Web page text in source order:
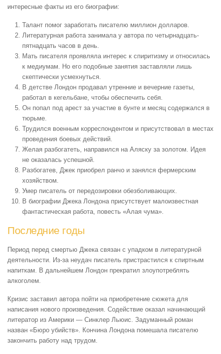
интересные факты из его биографии:
Талант помог заработать писателю миллион долларов.
Литературная работа занимала у автора по четырнадцать-
пятнадцать часов в день.
Мать писателя проявляла интерес к спиритизму и относилась
к медиумам. Но его подобные занятия заставляли лишь
скептически усмехнуться.
В детстве Лондон продавал утренние и вечерние газеты,
работал в кегельбане, чтобы обеспечить себя.
Он попал под арест за участие в бунте и месяц содержался в
тюрьме.
Трудился военным корреспондентом и присутствовал в местах
проведения боевых действий.
Желая разбогатеть, направился на Аляску за золотом. Идея
не оказалась успешной.
Разбогатев, Джек приобрел ранчо и занялся фермерским
хозяйством.
Умер писатель от передозировки обезболивающих.
В биографии Джека Лондона присутствует малоизвестная
фантастическая работа, повесть «Алая чума».
Последние годы
Период перед смертью Джека связан с упадком в литературной
деятельности. Из-за неудач писатель пристрастился к спиртным
напиткам. В дальнейшем Лондон прекратил злоупотреблять
алкоголем.
Кризис заставил автора пойти на приобретение сюжета для
написания нового произведения. Содействие оказал начинающий
литератор из Америки — Синклер Льюис. Задуманный роман
назван «Бюро убийств». Кончина Лондона помешала писателю
закончить работу над трудом.